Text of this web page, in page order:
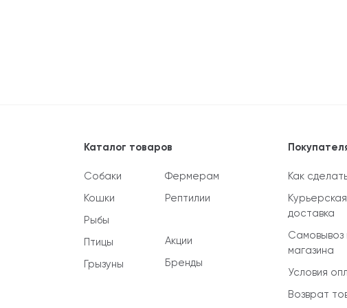
Каталог товаров
Собаки
Кошки
Рыбы
Птицы
Грызуны
Фермерам
Рептилии
Акции
Бренды
Как
Курьерская
доставка
Самовывоз
магазина
Условия
Возврат